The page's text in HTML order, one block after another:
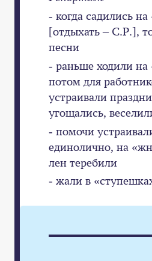
- когда садились на
[отдыхать – С.Р.],
песни
- раньше ходили на
потом для
устраивали
угощались,
- помочи
единолично, на
лен теребили
- жали в